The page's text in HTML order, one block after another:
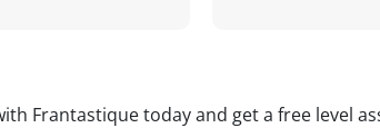
Frantastique today and get a free level